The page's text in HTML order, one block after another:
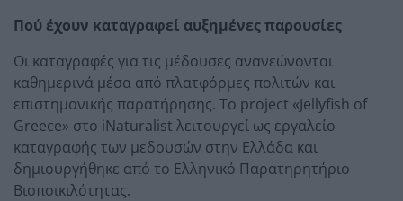
Πού έχουν καταγραφεί αυξημένες παρουσίες
Οι καταγραφές για τις μέδουσες ανανεώνονται
καθημερινά μέσα από πλατφόρμες πολιτών και
επιστημονικής παρατήρησης. Το project «Jellyfish of
Greece» στο iNaturalist λειτουργεί ως εργαλείο
καταγραφής των μεδουσών στην Ελλάδα και
δημιουργήθηκε από το Ελληνικό Παρατηρητήριο
Βιοποικιλότητας.